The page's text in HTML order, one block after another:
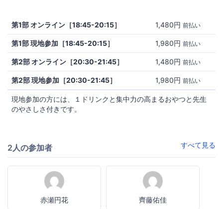
第1部 オンライン［18:45-20:15］ 1,480円 前払い
第1部 現地参加［18:45-20:15］ 1,980円 前払い
第2部 オンライン［20:30-21:45］ 1,480円 前払い
第2部 現地参加［20:30-21:45］ 1,980円 前払い
現地参加の方には、１ドリンクと集中力の高まるおやつと先生
のやさしさ付きです。
2人の参加者 すべて見る
赤瀬円花 齊藤佑佳